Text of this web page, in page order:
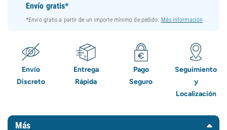
Envío gratis*
*Envío gratis a partir de un importe mínimo de pedido. Más información
Envío
Discreto
Entrega
Rápida
Pago
Seguro
Seguimiento
y
Localización
Más